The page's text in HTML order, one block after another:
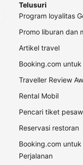
Telusuri
Program loyalitas
Promo liburan dan
Artikel travel
Booking.com untuk
Traveller Review
Rental Mobil
Pencari tiket
Reservasi restoran
Booking.com
Perjalanan